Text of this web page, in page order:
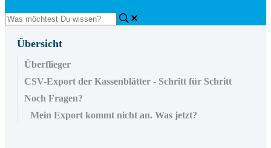
Übersicht
Überflieger
CSV-Export der Kassenblätter - Schritt für Schritt
Noch Fragen?
Mein Export kommt nicht an. Was jetzt?